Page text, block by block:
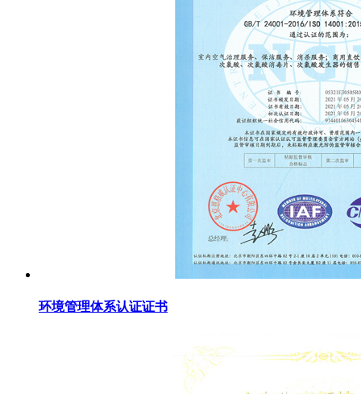
环境管理体系认证证书